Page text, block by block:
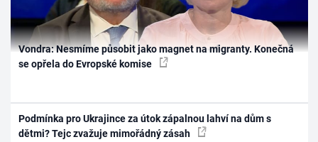
Vondra: Nesmíme působit jako magnet na migranty. Konečná
se opřela do Evropské komise
Podmínka pro Ukrajince za útok zápalnou lahví na dům s
dětmi? Tejc zvažuje mimořádný zásah